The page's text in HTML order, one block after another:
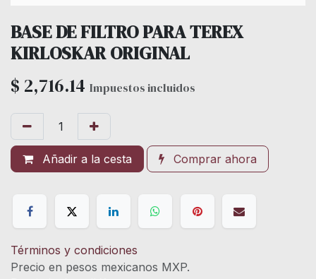
BASE DE FILTRO PARA TEREX
KIRLOSKAR ORIGINAL
$ 2,716.14 Impuestos incluidos
Añadir a la cesta Comprar ahora
Términos y condiciones
Precio en pesos mexicanos MXP.